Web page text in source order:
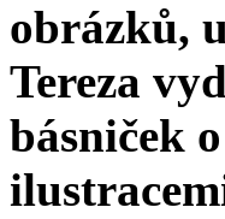
obrázků,
Tereza
básniček